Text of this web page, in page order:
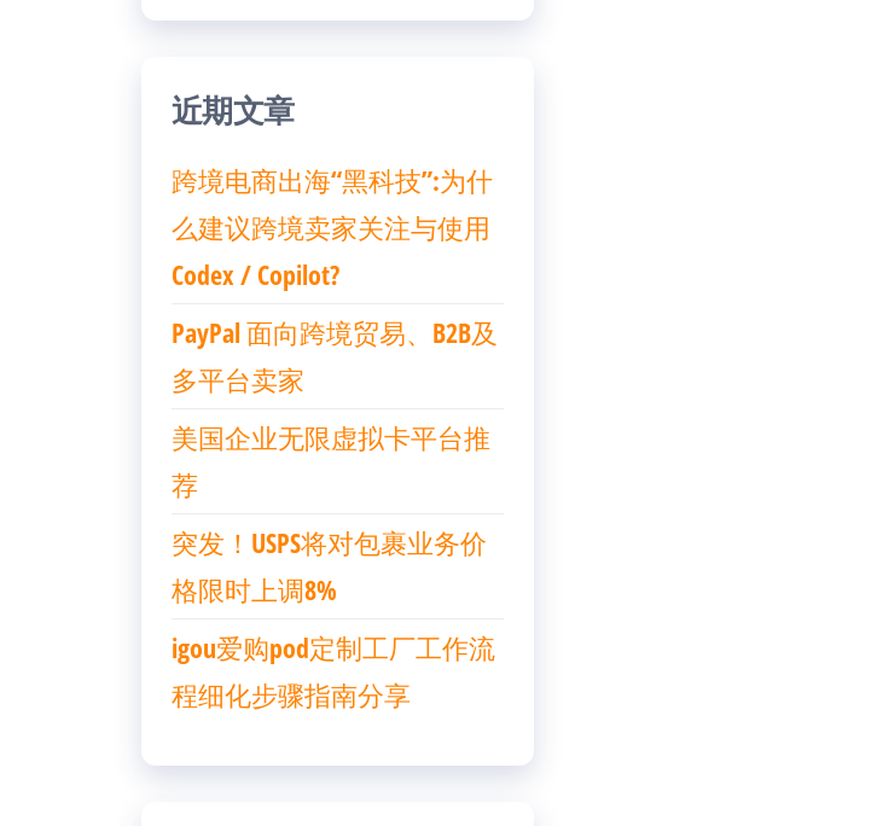
近期文章
跨境电商出海“黑科技”:为什
么建议跨境卖家关注与使用
Codex / Copilot?
PayPal 面向跨境贸易、B2B及
多平台卖家
美国企业无限虚拟卡平台推
荐
突发！USPS将对包裹业务价
格限时上调8%
igou爱购pod定制工厂工作流
程细化步骤指南分享